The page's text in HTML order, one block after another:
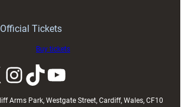
Tickets
Buy tickets
InstagramTikTok YouTube
Arms Park, Westgate Street, Cardiff, Wales, CF10